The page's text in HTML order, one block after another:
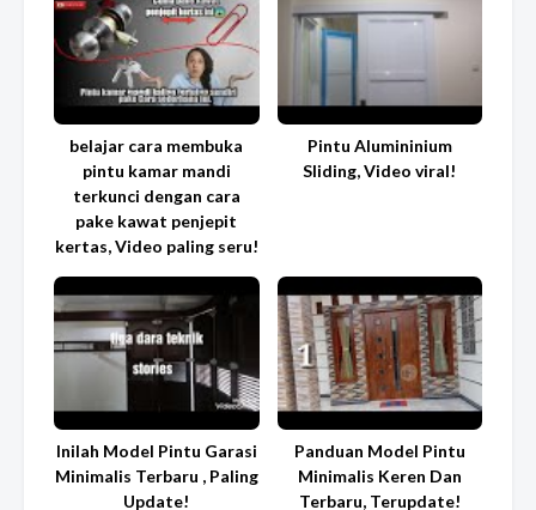
belajar cara membuka
pintu kamar mandi
terkunci dengan cara
pake kawat penjepit
kertas, Video paling seru!
Pintu Alumininium
Sliding, Video viral!
Inilah Model Pintu Garasi
Minimalis Terbaru , Paling
Update!
Panduan Model Pintu
Minimalis Keren Dan
Terbaru, Terupdate!